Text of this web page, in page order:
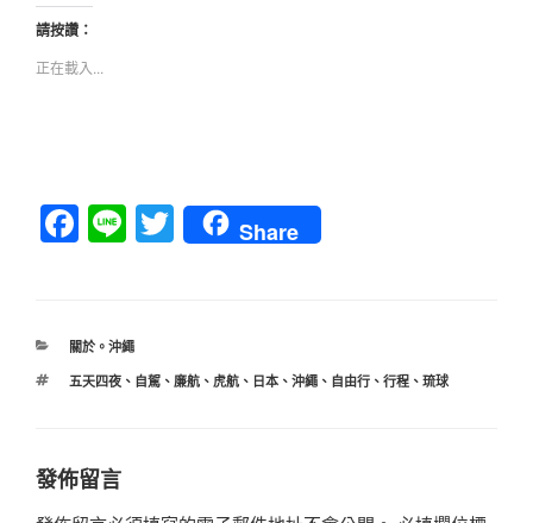
請按讚：
正在載入...
F
a
e
b
k
Li
n
T
wi
Share
分
關於。沖繩
標
五天四夜、 自駕、 廉航、 虎航、 日本、 沖繩、 自由行、 行程、 琉球
發佈留言